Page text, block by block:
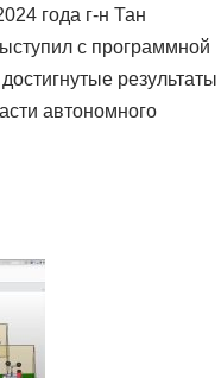
года г-н Тан
с программной
результаты
автономного